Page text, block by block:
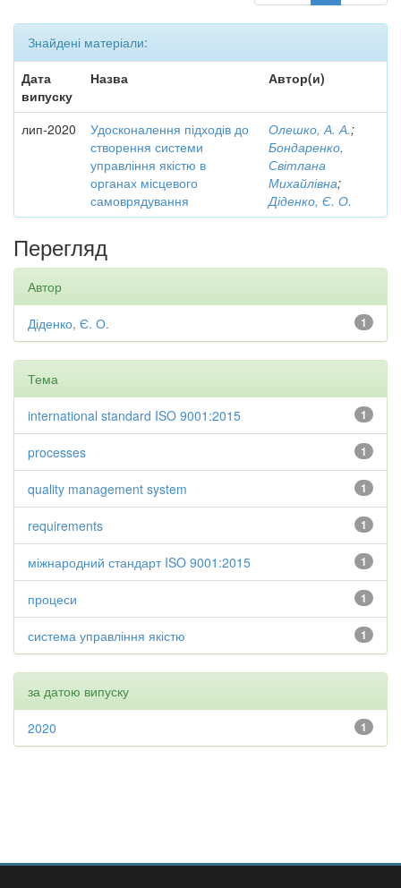
Знайдені матеріали:
Дата
випуску
Назва Автор(и)
лип-2020
Удосконалення підходів до
створення системи
управління якістю в
органах місцевого
самоврядування
Олешко, А. А.;
Бондаренко,
Світлана
Михайлівна;
Діденко, Є. О.
Перегляд
Автор
1
Діденко, Є. О.
Тема
1
international standard ISO 9001:2015
1
processes
1
quality management system
1
requirements
1
міжнародний стандарт ISO 9001:2015
1
процеси
1
система управління якістю
за датою випуску
1
2020